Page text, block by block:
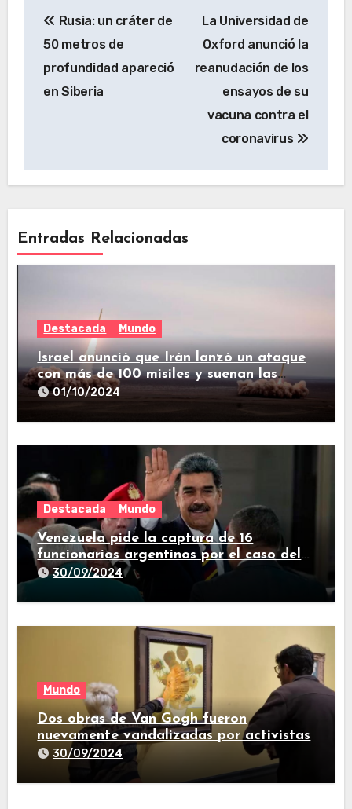
Rusia: un cráter de
50 metros de
profundidad apareció
en Siberia
La Universidad de
Oxford anunció la
reanudación de los
ensayos de su
vacuna contra el
coronavirus
Entradas Relacionadas
Destacada Mundo
Israel anunció que Irán lanzó un ataque
con más de 100 misiles y suenan las
sirenas en todo el país
01/10/2024
Destacada Mundo
Venezuela pide la captura de 16
funcionarios argentinos por el caso del
avión iraní que estuvo en Buenos Aires
30/09/2024
Mundo
Dos obras de Van Gogh fueron
nuevamente vandalizadas por activistas
30/09/2024